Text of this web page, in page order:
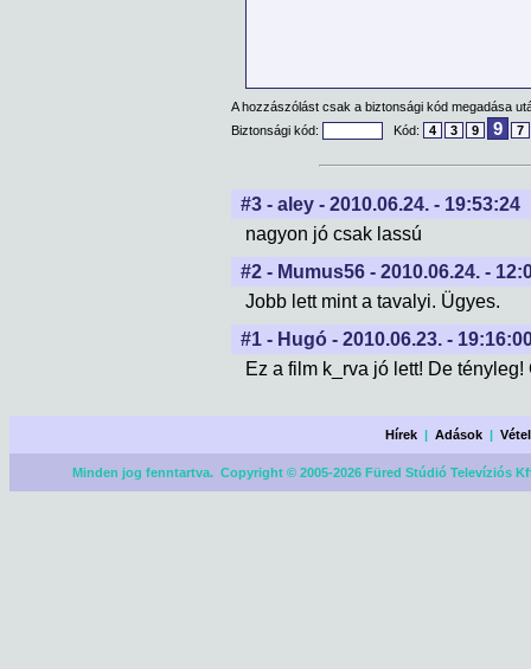
A hozzászólást csak a biztonsági kód megadása
Biztonsági kód:
Kód: 4 3 9 9 7
#3 - aley - 2010.06.24. - 19:53:24
nagyon jó csak lassú
#2 - Mumus56 - 2010.06.24. -
Jobb lett mint a tavalyi. Ügyes.
#1 - Hugó - 2010.06.23. -
Ez a film k_rva jó lett! De tényleg!
Hírek |Adások |
Minden jog fenntartva. Copyright © 2005-2026 Füred Stúdió Televíziós